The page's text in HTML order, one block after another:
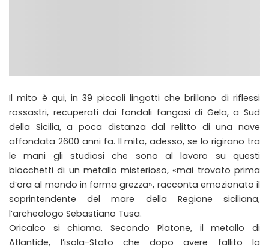
Il mito è qui, in 39 piccoli lingotti che brillano di riflessi
rossastri, recuperati dai fondali fangosi di Gela, a Sud
della Sicilia, a poca distanza dal relitto di una nave
affondata 2600 anni fa. Il mito, adesso, se lo rigirano tra
le mani gli studiosi che sono al lavoro su questi
blocchetti di un metallo misterioso, «mai trovato prima
d’ora al mondo in forma grezza», racconta emozionato il
soprintendente del mare della Regione siciliana,
l’archeologo Sebastiano Tusa.
Oricalco si chiama. Secondo Platone, il metallo di
Atlantide, l’isola-Stato che dopo avere fallito la